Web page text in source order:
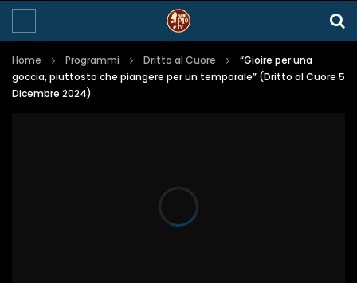
Home Programmi Dritto al Cuore
“Gioire per una
goccia, piuttosto che piangere per un temporale” (Dritto al Cuore 5
Dicembre 2024)